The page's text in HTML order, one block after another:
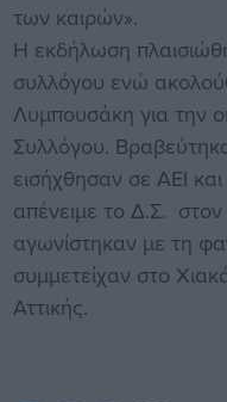
των καιρών».
Η εκδήλωση
συλλόγου ενώ
Λυμπουσάκη για την
Συλλόγου.
εισήχθησαν σε ΑΕΙ
απένειμε το Δ.Σ.
αγωνίστηκαν με τη
συμμετείχαν στο
Αττικής.